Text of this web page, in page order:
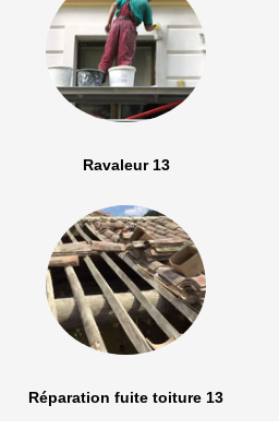
Ravaleur 13
Réparation fuite toiture 13